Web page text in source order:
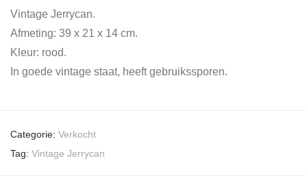
Vintage Jerrycan.
Afmeting: 39 x 21 x 14 cm.
Kleur: rood.
In goede vintage staat, heeft gebruikssporen.
Categorie: Verkocht
Tag: Vintage Jerrycan